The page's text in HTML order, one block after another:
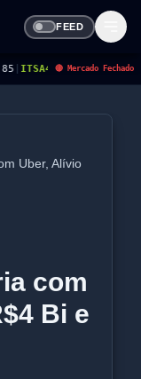
FEED
13.73|ITUB4R$ 42.38|
🔴 Mercado Fechado
Uber, Alívio
com
Bi e